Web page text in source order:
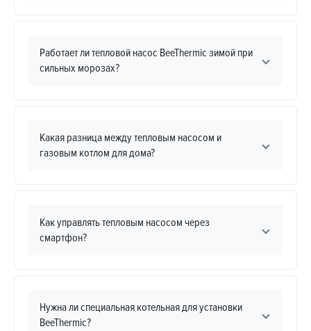
Работает ли тепловой насос BeeThermic зимой при
сильных морозах?
Какая разница между тепловым насосом и
газовым котлом для дома?
Как управлять тепловым насосом через
смартфон?
Нужна ли специальная котельная для установки
BeeThermic?